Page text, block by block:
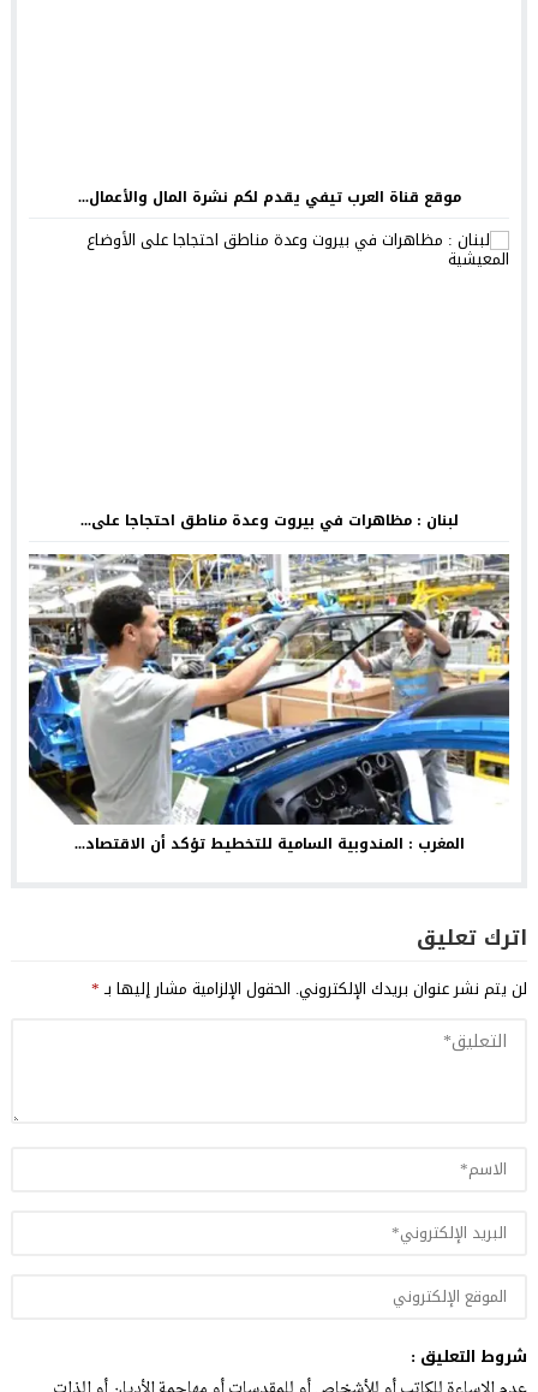
موقع قناة العرب تيفي يقدم لكم نشرة المال والأعمال...
لبنان : مظاهرات في بيروت وعدة مناطق احتجاجا على...
المغرب : المندوبية السامية للتخطيط تؤكد أن الاقتصاد...
اترك تعليق
لن يتم نشر عنوان بريدك الإلكتروني. الحقول الإلزامية مشار إليها بـ*
شروط التعليق :